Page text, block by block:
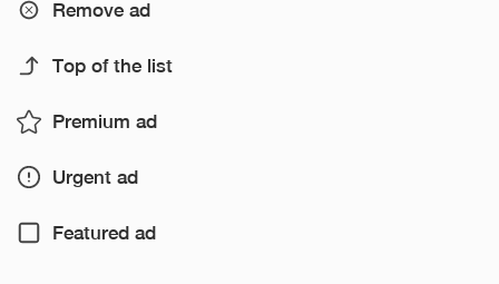
Remove ad
Top of the list
Premium ad
Urgent ad
Featured ad